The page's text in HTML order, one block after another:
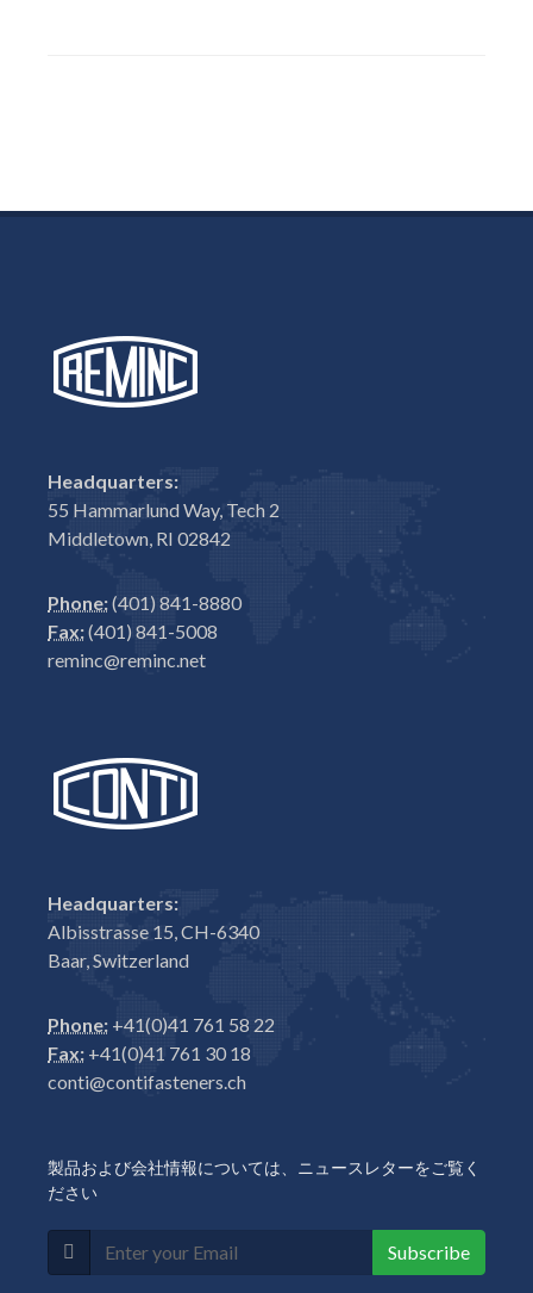
Headquarters:
55 Hammarlund Way, Tech 2
Middletown, RI 02842
Phone:(401) 841-8880
Fax:(401) 841-5008
reminc@reminc.net
Headquarters:
Albisstrasse 15, CH-6340
Baar, Switzerland
Phone: +41(0)41 761 58 22
Fax: +41(0)41 761 30 18
conti@contifasteners.ch
製品および会社情報については、ニュースレターをご覧く
ださい
Subscribe